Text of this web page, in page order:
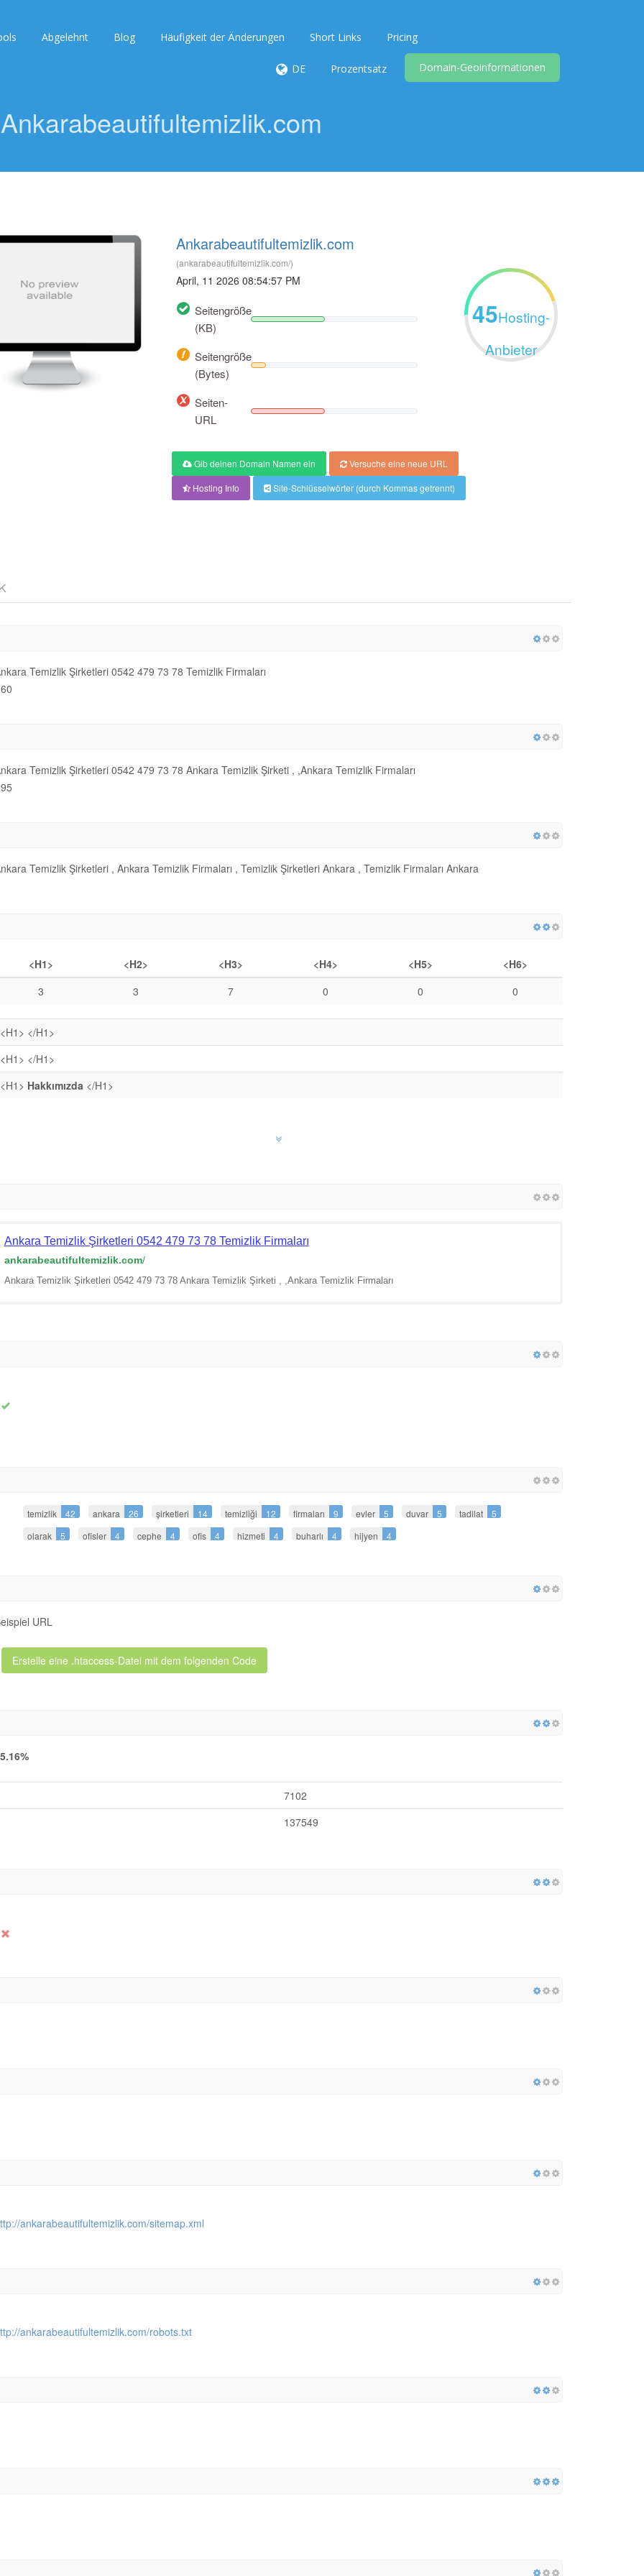
Abgelehnt Blog Häufigkeit der Änderungen Short Links Pricing
DE Prozentsatz Domain-Geoinformationen
Ankarabeautifultemizlik.com
Ankarabeautifultemizlik.com
(ankarabeautifultemizlik.com/)
April, 11 2026 08:54:57 PM
Seitengröße
(KB)
Seitengröße
(Bytes)
Seiten-
URL
45Hosting-
Anbieter
Gib deinen Domain Namen ein
Versuche eine neue URL
Hosting Info
Site-Schlüsselwörter (durch Kommas getrennt)
Temizlik Şirketleri 0542 479 73 78 Temizlik Firmaları
Temizlik Şirketleri 0542 479 73 78 Ankara Temizlik Şirketi , ,Ankara Temizlik Firmaları
Temizlik Şirketleri , Ankara Temizlik Firmaları , Temizlik Şirketleri Ankara , Temizlik Firmaları Ankara
<H1> <H2> <H3> <H4> <H5>
<H6>
3
3 7 0 0 0
<H1> </H1>
<H1> </H1>
<H1> Hakkımızda</H1>
Ankara Temizlik Şirketleri 0542 479 73 78 Temizlik Firmaları
ankarabeautifultemizlik.com/
Ankara Temizlik Şirketleri 0542 479 73 78 Ankara Temizlik Şirketi , ,Ankara Temizlik Firmaları
temizlik 42 ankara 26 şirketleri 14 temizliği 12 firmaları 9 evler 5 duvar 5 tadilat
5
olarak
5 ofisler 4 cephe 4 ofis 4 hizmeti 4 buharlı 4 hijyen 4
URL
Erstelle eine .htaccess-Datei mit dem folgenden Code
5.16%
7102
137549
ankarabeautifultemizlik.com/sitemap.xml
ankarabeautifultemizlik.com/robots.txt